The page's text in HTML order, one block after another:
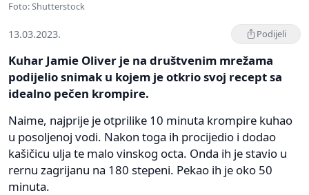
Foto: Shutterstock
13.03.2023. Podijeli
Kuhar Jamie Oliver je na društvenim mrežama
podijelio snimak u kojem je otkrio svoj recept sa
idealno pečen krompire.
Naime, najprije je otprilike 10 minuta krompire kuhao
u posoljenoj vodi. Nakon toga ih procijedio i dodao
kašičicu ulja te malo vinskog octa. Onda ih je stavio u
rernu zagrijanu na 180 stepeni. Pekao ih je oko 50
minuta.